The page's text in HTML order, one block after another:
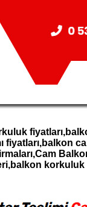
fiyatları,balkon